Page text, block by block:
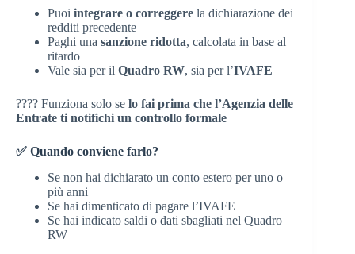
Puoi integrare o correggere la dichiarazione dei
redditi precedente
Paghi una sanzione ridotta, calcolata in base al
ritardo
Vale sia per il Quadro RW, sia per l’IVAFE
???? Funziona solo se lo fai prima che l’Agenzia delle
Entrate ti notifichi un controllo formale
✅ Quando conviene farlo?
Se non hai dichiarato un conto estero per uno o
più anni
Se hai dimenticato di pagare l’IVAFE
Se hai indicato saldi o dati sbagliati nel Quadro
RW